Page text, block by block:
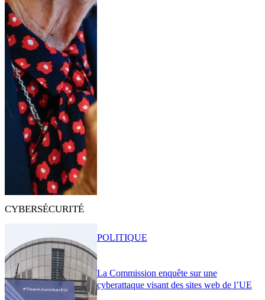
CYBERSÉCURITÉ
La Commission enquête sur une
cyberattaque visant des sites web de l’UE
POLITIQUE